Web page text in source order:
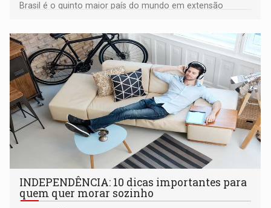
Brasil é o quinto maior país do mundo em extensão
INDEPENDÊNCIA: 10 dicas importantes para
quem quer morar sozinho